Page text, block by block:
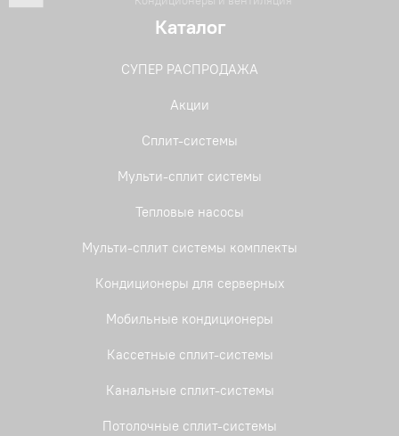
Каталог
СУПЕР РАСПРОДАЖА
Акции
Сплит-системы
Мульти-сплит системы
Тепловые насосы
Мульти-сплит системы комплекты
Кондиционеры для серверных
Мобильные кондиционеры
Кассетные сплит-системы
Канальные сплит-системы
Потолочные сплит-системы